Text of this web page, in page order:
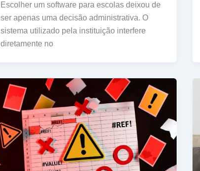
Escolher um software para escolas deixou de
ser apenas uma decisão administrativa. O
sistema utilizado pela instituição interfere
diretamente no